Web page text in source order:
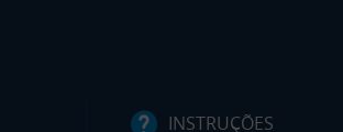
INSTRUÇÕES